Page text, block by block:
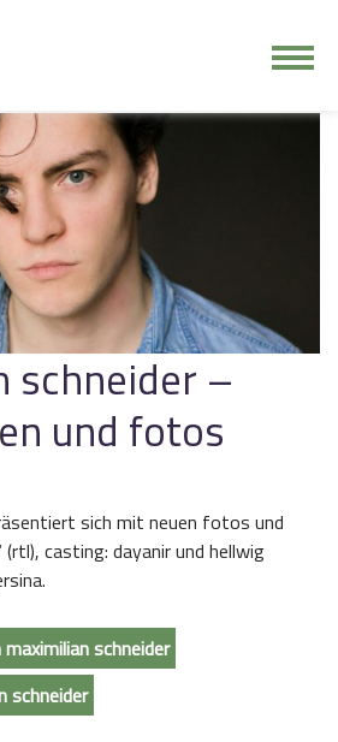
schneider –
und fotos
sich mit neuen fotos und
(rtl), casting: dayanir und hellwig
schneider
schneider